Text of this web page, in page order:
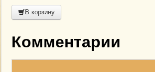
В корзину
Комментарии